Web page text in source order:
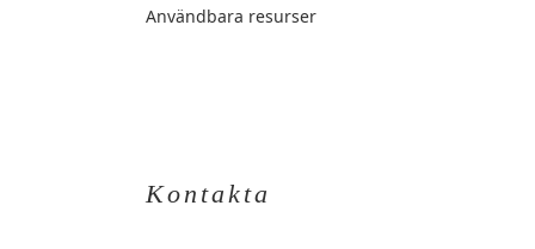
Användbara resurser
Kontakta